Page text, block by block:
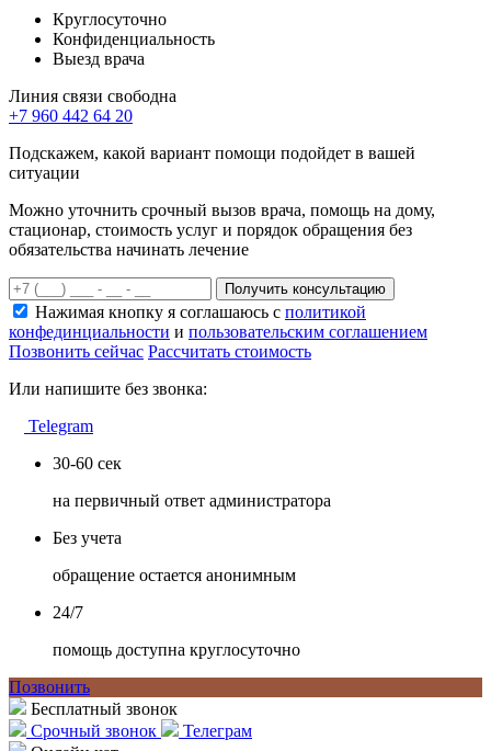
Круглосуточно
Конфиденциальность
Выезд врача
Линия связи свободна
+7 960 442 64 20
Подскажем, какой вариант помощи подойдет в вашей
ситуации
Можно уточнить срочный вызов врача, помощь на дому,
стационар, стоимость услуг и порядок обращения без
обязательства начинать лечение
Получить консультацию
Нажимая кнопку я соглашаюсь с политикой
конфединциальности и пользовательским соглашением
Позвонить сейчас Рассчитать стоимость
Или напишите без звонка:
Telegram
30-60 сек
на первичный ответ администратора
Без учета
обращение остается анонимным
24/7
помощь доступна круглосуточно
Позвонить
Бесплатный звонок
Срочный звонок
Телеграм